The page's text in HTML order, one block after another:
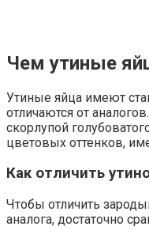
Чем утиные
Утиные яйца имеют
отличаются от
скорлупой
цветовых оттенков,
Как отличить
Чтобы отличить
аналога, достаточно